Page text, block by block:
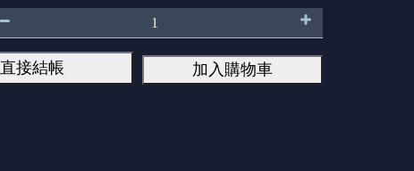
直接結帳 加入購物車